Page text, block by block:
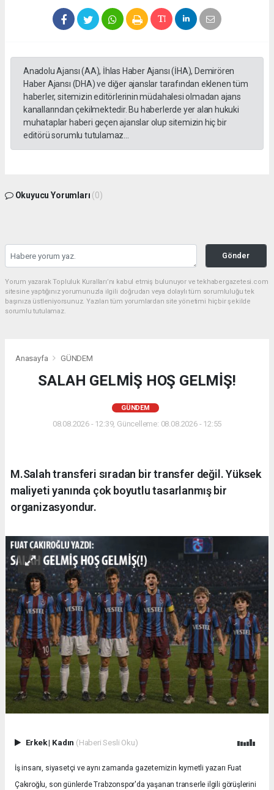
Anadolu Ajansı (AA), İhlas Haber Ajansı (İHA), Demirören
Haber Ajansı (DHA) ve diğer ajanslar tarafından eklenen tüm
haberler, sitemizin editörlerinin müdahalesi olmadan ajans
kanallarından çekilmektedir. Bu haberlerde yer alan hukuki
muhataplar haberi geçen ajanslar olup sitemizin hiç bir
editörü sorumlu tutulamaz...
Okuyucu Yorumları (0)
Gönder
Yorum yazarak Topluluk Kuralları’nı kabul etmiş bulunuyor ve tekhabergazetesi.com
sitesine yaptığınız yorumunuzla ilgili doğrudan veya dolaylı tüm sorumluluğu tek
başınıza üstleniyorsunuz. Yazılan tüm yorumlardan site yönetimi hiçbir şekilde
sorumlu tutulamaz.
Anasayfa GÜNDEM
SALAH GELMİŞ HOŞ GELMİŞ!
GÜNDEM
08.08.2026 - 12:39, Güncelleme: 08.08.2026 - 12:55
M.Salah transferi sıradan bir transfer değil. Yüksek
maliyeti yanında çok boyutlu tasarlanmış bir
organizasyondur.
Erkek| Kadın (Haberi Sesli Oku)
İş insanı, siyasetçi ve aynı zamanda gazetemizin kıymetli yazarı Fuat
Çakıroğlu, son günlerde Trabzonspor'da yaşanan transerle ilgili görüşlerini